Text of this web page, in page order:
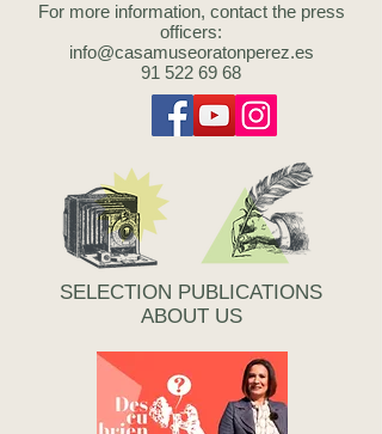
For more information, contact the press
officers:
info@casamuseoratonperez.es
91 522 69 68
SELECTION PUBLICATIONS
ABOUT US